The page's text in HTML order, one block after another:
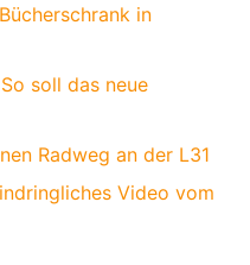
in
soll das neue
Radweg an der L31
Video vom